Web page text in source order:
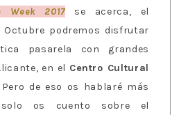
Week 2017se acerca, el
Octubre podremos disfrutar
pasarela con grandes
en el Centro Cultural
Pero de eso os hablaré más
solo os cuento sobre el